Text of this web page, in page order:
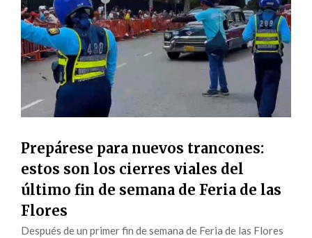
Prepárese para nuevos trancones:
estos son los cierres viales del
último fin de semana de Feria de las
Flores
Después de un primer fin de semana de Feria de las Flores